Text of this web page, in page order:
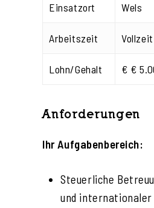
Einsatzort Wels
Arbeitszeit Vollzeit
Lohn/Gehalt € €
Anforderungen
Ihr Aufgabenbereich:
Steuerliche
und internationaler